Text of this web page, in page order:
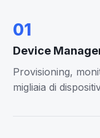
01
Device
Provisioning,
migliaia di